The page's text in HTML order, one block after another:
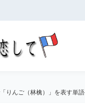
りんご（林檎）」を表す単